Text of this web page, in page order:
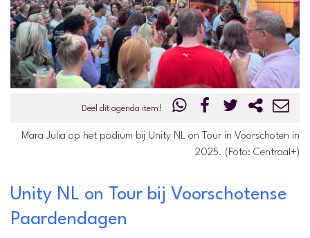
Inklappen
Deel dit agenda item!
Mara Julia op het podium bij Unity NL on Tour in Voorschoten in
2025. (Foto: Centraal+)
Unity NL on Tour bij Voorschotense
Paardendagen